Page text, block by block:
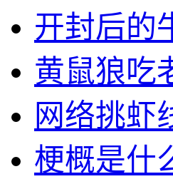
开封后的
黄鼠狼吃
网络挑虾
梗概是什